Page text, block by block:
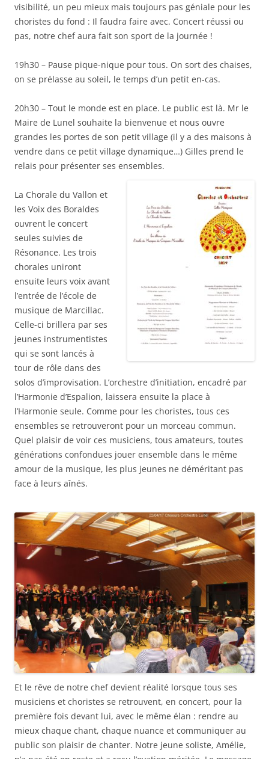
visibilité, un peu mieux mais toujours pas géniale pour les
choristes du fond : Il faudra faire avec. Concert réussi ou
pas, notre chef aura fait son sport de la journée !
19h30 – Pause pique-nique pour tous. On sort des chaises,
on se prélasse au soleil, le temps d’un petit en-cas.
20h30 – Tout le monde est en place. Le public est là. Mr le
Maire de Lunel souhaite la bienvenue et nous ouvre
grandes les portes de son petit village (il y a des maisons à
vendre dans ce petit village dynamique…) Gilles prend le
relais pour présenter ses ensembles.
La Chorale du Vallon et
les Voix des Boraldes
ouvrent le concert
seules suivies de
Résonance. Les trois
chorales uniront
ensuite leurs voix avant
l’entrée de l’école de
musique de Marcillac.
Celle-ci brillera par ses
jeunes instrumentistes
qui se sont lancés à
tour de rôle dans des
solos d’improvisation. L’orchestre d’initiation, encadré par
l’Harmonie d’Espalion, laissera ensuite la place à
l’Harmonie seule. Comme pour les choristes, tous ces
ensembles se retrouveront pour un morceau commun.
Quel plaisir de voir ces musiciens, tous amateurs, toutes
générations confondues jouer ensemble dans le même
amour de la musique, les plus jeunes ne déméritant pas
face à leurs aînés.
Et le rêve de notre chef devient réalité lorsque tous ses
musiciens et choristes se retrouvent, en concert, pour la
première fois devant lui, avec le même élan : rendre au
mieux chaque chant, chaque nuance et communiquer au
public son plaisir de chanter. Notre jeune soliste, Amélie,